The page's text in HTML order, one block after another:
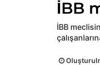
İBB
İBB